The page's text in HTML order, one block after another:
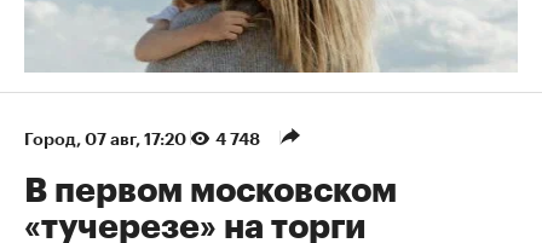
Город⁠, 07 авг, 17:20 4 748
В первом московском
«тучерезе» на торги